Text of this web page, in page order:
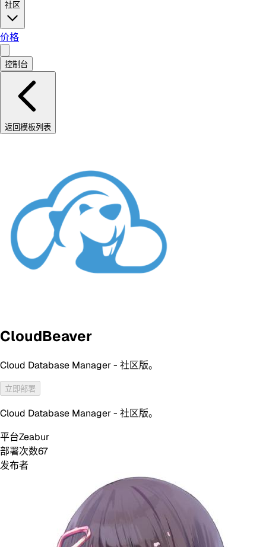
社区
价格
控制台
返回模板列表
CloudBeaver
Cloud Database Manager - 社区版。
立即部署
Cloud Database Manager - 社区版。
平台Zeabur
部署次数67
发布者